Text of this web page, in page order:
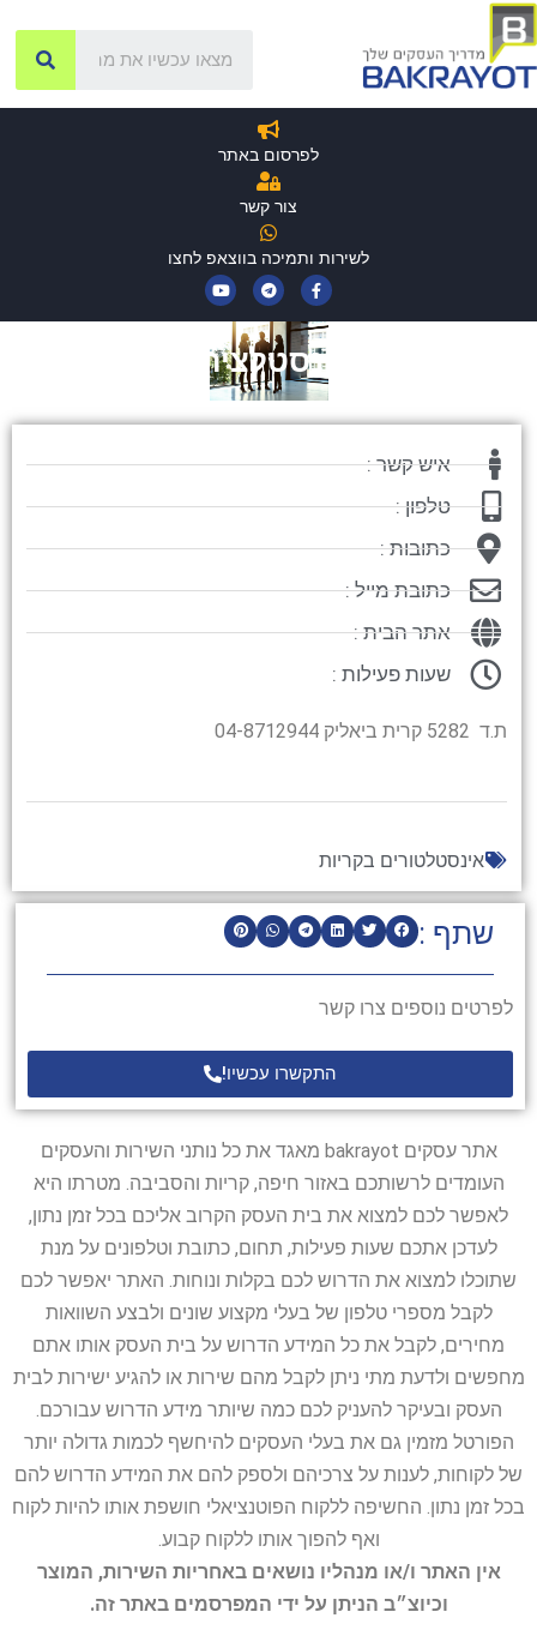
לפרסום באתר
צור קשר
לשירות ותמיכה בווצאפ לחצו
אלידור אינסטלציה ותשתית
שתף :
לפרטים נוספים צרו קשר
התקשרו עכשיו!
איש קשר :
טלפון :
כתובות :
כתובת מייל :
אתר הבית :
שעות פעילות :
ת.ד 5282 קרית ביאליק 04-8712944
אינסטלטורים בקריות
אתר עסקים bakrayot מאגד את כל נותני השירות והעסקים
העומדים לרשותכם באזור חיפה, קריות והסביבה. מטרתו היא
לאפשר לכם למצוא את בית העסק הקרוב אליכם בכל זמן נתון,
לעדכן אתכם שעות פעילות, תחום, כתובת וטלפונים על מנת
שתוכלו למצוא את הדרוש לכם בקלות ונוחות. האתר יאפשר לכם
לקבל מספרי טלפון של בעלי מקצוע שונים ולבצע השוואות
מחירים, לקבל את כל המידע הדרוש על בית העסק אותו אתם
מחפשים ולדעת מתי ניתן לקבל מהם שירות או להגיע ישירות לבית
העסק ובעיקר להעניק לכם כמה שיותר מידע הדרוש עבורכם.
הפורטל מזמין גם את בעלי העסקים להיחשף לכמות גדולה יותר
של לקוחות, לענות על צרכיהם ולספק להם את המידע הדרוש להם
בכל זמן נתון. החשיפה ללקוח הפוטנציאלי חושפת אותו להיות לקוח
ואף להפוך אותו ללקוח קבוע.
אין האתר ו/או מנהליו נושאים באחריות השירות, המוצר
וכיוצ״ב הניתן על ידי המפרסמים באתר זה.